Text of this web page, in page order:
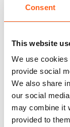
Consent
This website
We use
provide social
We also share
our social
may combine it
provided to
Historique